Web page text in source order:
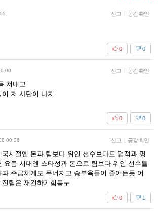
신고 공감 확인
0
0
신고 공감 확인
쳐내고
저 사단이 나지
0
0
00:36 신고 공감 확인
시절엔 돈과 팀보다 위인 선수보다도 업적과 명
요즘 시대엔 스타성과 돈으로 팀보다 위인 선수들
주급체계도 무너지고 승부욕들이 줄어든듯 어
팀은 재건하기힘듬ㅜ
1
0